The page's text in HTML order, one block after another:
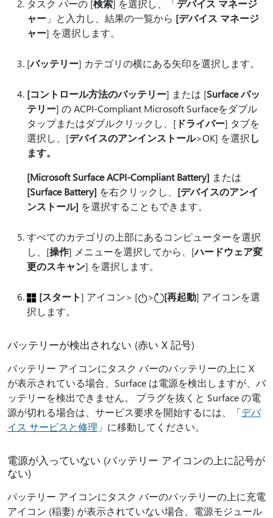
タスク バーの [検索] を選択し、「デバイス マネージ
ャー 」と入力し、結果の一覧から [デバイス マネージ
ャー] を選択します。
[バッテリー] カテゴリの横にある矢印を選択します。
[コントロール方法のバッテリー] または [Surface バッ
テリー] の ACPI-Compliant Microsoft Surfaceをダブル
タップまたはダブルクリックし、[ ドライバー] タブを
選択し、[デバイスのアンインストール>OK] を選択し
ます。
[Microsoft Surface ACPI-Compliant Battery] または
[Surface Battery] を右クリックし、 [デバイスのアンイ
ンストール] を選択することもできます。
すべてのカテゴリの上部にあるコンピューターを選択
し、[操作] メニューを選択してから、[ハードウェア変
更のスキャン] を選択します。
[スタート] アイコン> [ > [再起動] アイコンを選
択します。
バッテリーが検出されない (赤い X 記号)
バッテリー アイコンにタスク バーのバッテリーの上に X
が表示されている場合、Surface は電源を検出しますが、バ
ッテリーを検出できません。 プラグを抜くと Surface の電
源が切れる場合は、サービス要求を開始するには、「デバ
イス サービスと修理 」に移動してください。
電源が入っていない (バッテリー アイコンの上に記号が
ない)
バッテリー アイコンにタスク バーのバッテリーの上に充電
アイコン (稲妻) が表示されていない場合、電源モジュール